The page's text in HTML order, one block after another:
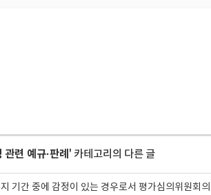
련 예규·판례 ' 카테고리의 다른 글
기간 중에 감정이 있는 경우로서 평가심의위원회의